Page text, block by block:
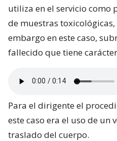
utiliza en el servicio como
de muestras
embargo en este caso,
fallecido que tiene
Para el dirigente el
este caso era el uso de un
traslado del cuerpo.